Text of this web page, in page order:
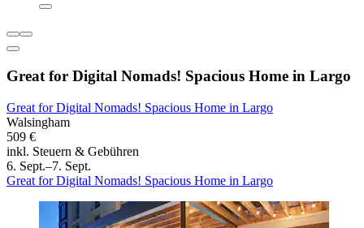
Great for Digital Nomads! Spacious Home in Largo
Great for Digital Nomads! Spacious Home in Largo
Walsingham
509 €
inkl. Steuern & Gebühren
6. Sept.–7. Sept.
Great for Digital Nomads! Spacious Home in Largo